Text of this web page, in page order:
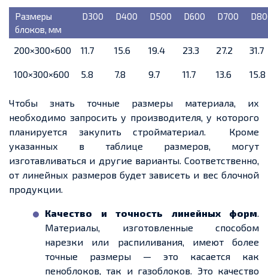
Размеры
блоков, мм
D300 D400 D500 D600 D700
200×300×600 11.7 15.6 19.4 23.3 27.2 31.7
100×300×600 5.8 7.8 9.7 11.7 13.6 15.8
Чтобы знать точные размеры материала, их
необходимо запроситьу производителя, у которого
планируется закупить стройматериал. Кроме
указанных в таблице размеров, могут
изготавливаться и другие варианты. Соответственно,
от линейных размеров будет зависеть и вес блочной
продукции.
Качество и точность линейных форм.
Материалы, изготовленные способом
нарезки или распиливания, имеют более
точные размеры — это касается как
пеноблоков, так и газоблоков. Это качество